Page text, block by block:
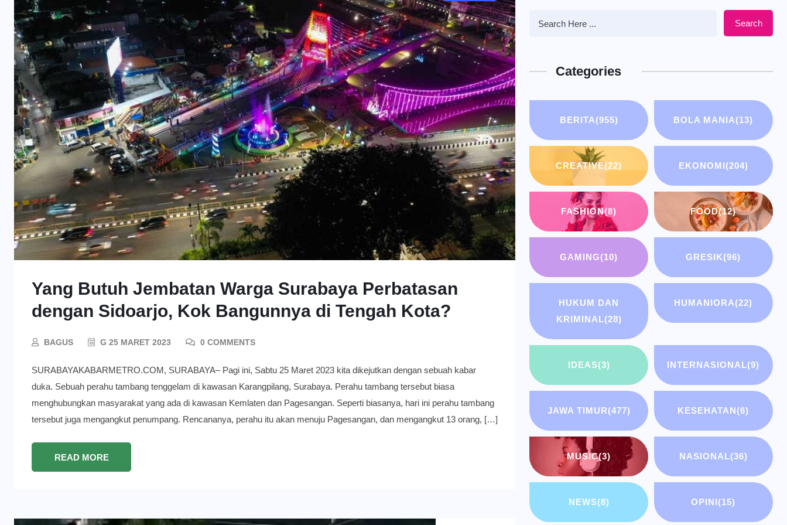
Yang Butuh Jembatan Warga Surabaya Perbatasan
dengan Sidoarjo, Kok Bangunnya di Tengah Kota?
BAGUS G 25 MARET 2023 0 COMMENTS
SURABAYAKABARMETRO.COM, SURABAYA– Pagi ini, Sabtu 25 Maret 2023 kita dikejutkan dengan sebuah kabar
duka. Sebuah perahu tambang tenggelam di kawasan Karangpilang, Surabaya. Perahu tambang tersebut biasa
menghubungkan masyarakat yang ada di kawasan Kemlaten dan Pagesangan. Seperti biasanya, hari ini perahu tambang
tersebut juga mengangkut penumpang. Rencananya, perahu itu akan menuju Pagesangan, dan mengangkut 13 orang, […]
READ MORE
Search
Categories
BERITA(955) BOLA MANIA(13)
CREATIVE(22) EKONOMI(204)
FASHION(8) FOOD(12)
GAMING(10) GRESIK(96)
HUKUM DAN
KRIMINAL(28)
HUMANIORA(22)
IDEAS(3) INTERNASIONAL(9)
JAWA TIMUR(477) KESEHATAN(6)
MUSIC(3) NASIONAL(36)
NEWS(8) OPINI(15)